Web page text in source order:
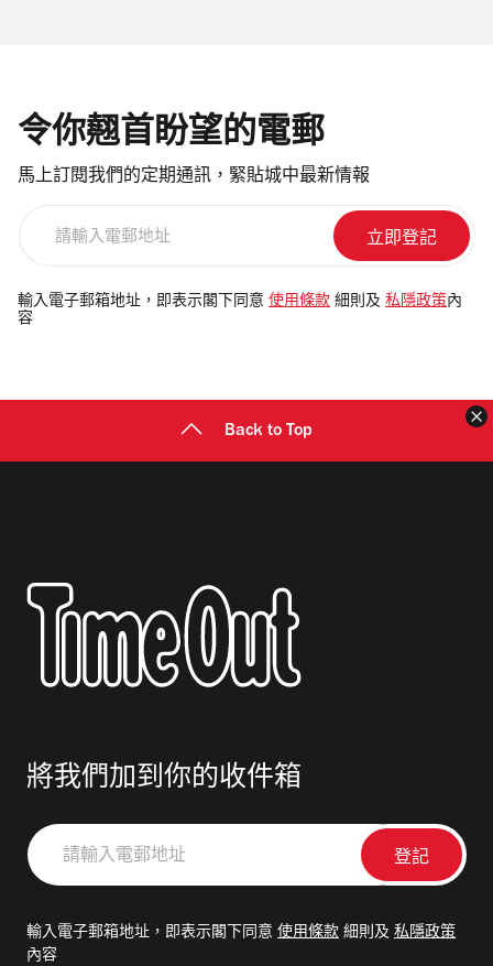
令你翹首盼望的電郵
馬上訂閱我們的定期通訊，緊貼城中最新情報
電
郵
輸入電子郵箱地址，即表示閣下同意 使用條款 細則及 私隱政策 內
容
Back to Top
將我們加到你的收件箱
請
輸
郵
輸入電子郵箱地址，即表示閣下同意 使用條款 細則及 私隱政策
內容